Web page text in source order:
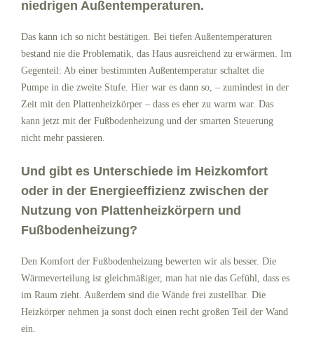
niedrigen Außentemperaturen.
Das kann ich so nicht bestätigen. Bei tiefen Außentemperaturen
bestand nie die Problematik, das Haus ausreichend zu erwärmen. Im
Gegenteil: Ab einer bestimmten Außentemperatur schaltet die
Pumpe in die zweite Stufe. Hier war es dann so, – zumindest in der
Zeit mit den Plattenheizkörper – dass es eher zu warm war. Das
kann jetzt mit der Fußbodenheizung und der smarten Steuerung
nicht mehr passieren.
Und gibt es Unterschiede im Heizkomfort
oder in der Energieeffizienz zwischen der
Nutzung von Plattenheizkörpern und
Fußbodenheizung?
Den Komfort der Fußbodenheizung bewerten wir als besser. Die
Wärmeverteilung ist gleichmäßiger, man hat nie das Gefühl, dass es
im Raum zieht. Außerdem sind die Wände frei zustellbar. Die
Heizkörper nehmen ja sonst doch einen recht großen Teil der Wand
ein.